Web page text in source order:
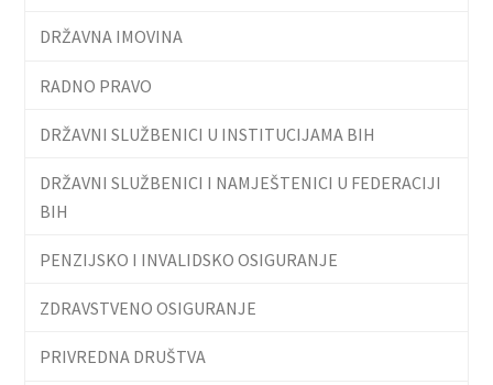
DRŽAVNA IMOVINA
RADNO PRAVO
DRŽAVNI SLUŽBENICI U INSTITUCIJAMA BIH
DRŽAVNI SLUŽBENICI I NAMJEŠTENICI U FEDERACIJI
BIH
PENZIJSKO I INVALIDSKO OSIGURANJE
ZDRAVSTVENO OSIGURANJE
PRIVREDNA DRUŠTVA